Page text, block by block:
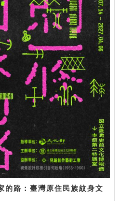
的路：臺灣原住民族紋身文